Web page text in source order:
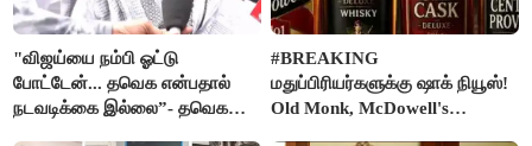
"விஜய்யை நம்பி ஓட்டு
போட்டேன்... தவெக என்பதால்
நடவடிக்கை இல்லை”- தவெக
#BREAKING
மதுப்பிரியர்களுக்கு ஷாக் நியூஸ்!
Old Monk, McDowell's